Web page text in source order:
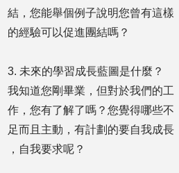
結，您能舉個例子說明您曾有這樣
的經驗可以促進團結嗎？
3. 未來的學習成長藍圖是什麼？
我知道您剛畢業，但對於我們的工
作，您有了解了嗎？您覺得哪些不
足而且主動，有計劃的要自我成長
，自我要求呢？